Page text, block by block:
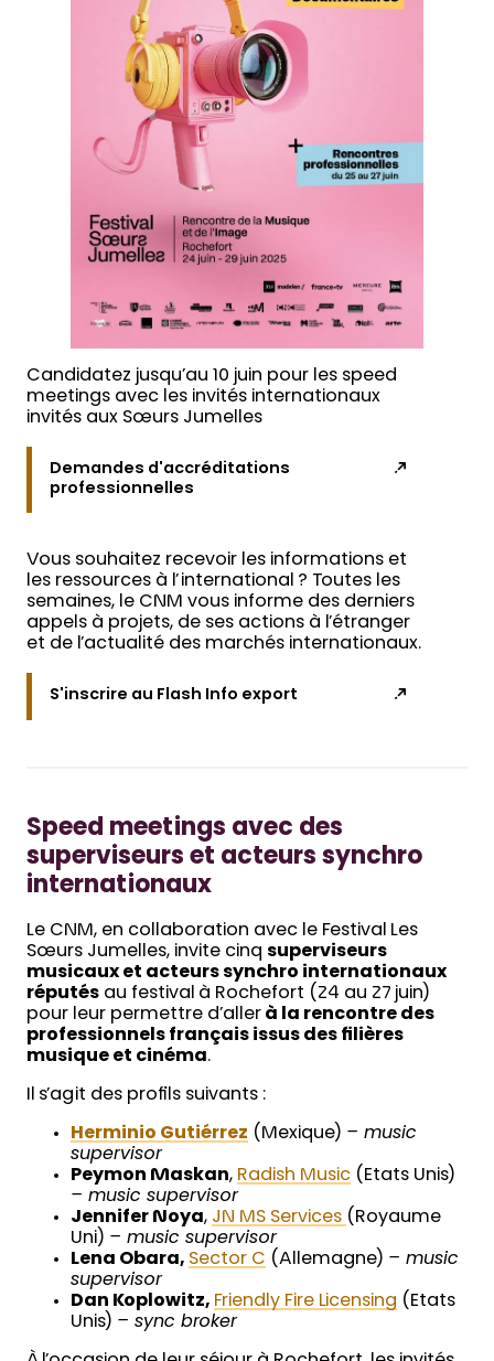
Candidatez jusqu’au 10 juin pour les speed
meetings avec les invités internationaux
invités aux Sœurs Jumelles
Demandes d'accréditations
professionnelles
Vous souhaitez recevoir les informations et
les ressources à l’international ? Toutes les
semaines, le CNM vous informe des derniers
appels à projets, de ses actions à l’étranger
et de l’actualité des marchés internationaux.
S'inscrire au Flash Info export
Speed meetings avec des
superviseurs et acteurs synchro
internationaux
Le CNM, en collaboration avec le Festival Les
Sœurs Jumelles, invite cinq superviseurs
musicaux et acteurs synchro internationaux
réputés au festival à Rochefort (24 au 27 juin)
pour leur permettre d’aller à la rencontre des
professionnels français issus des filières
musique et cinéma.
Il s’agit des profils suivants :
Herminio Gutiérrez (Mexique) – music
supervisor
Peymon Maskan, Radish Music (Etats Unis)
– music supervisor
Jennifer Noya, JN MS Services (Royaume
Uni) – music supervisor
Lena Obara, Sector C (Allemagne) – music
supervisor
Dan Koplowitz, Friendly Fire Licensing (Etats
Unis) – sync broker